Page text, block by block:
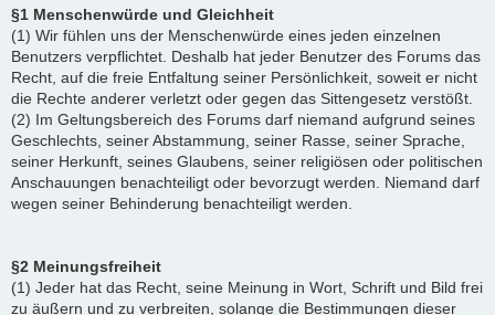
§1 Menschenwürde und Gleichheit
(1) Wir fühlen uns der Menschenwürde eines jeden einzelnen
Benutzers verpflichtet. Deshalb hat jeder Benutzer des Forums das
Recht, auf die freie Entfaltung seiner Persönlichkeit, soweit er nicht
die Rechte anderer verletzt oder gegen das Sittengesetz verstößt.
(2) Im Geltungsbereich des Forums darf niemand aufgrund seines
Geschlechts, seiner Abstammung, seiner Rasse, seiner Sprache,
seiner Herkunft, seines Glaubens, seiner religiösen oder politischen
Anschauungen benachteiligt oder bevorzugt werden. Niemand darf
wegen seiner Behinderung benachteiligt werden.
§2 Meinungsfreiheit
(1) Jeder hat das Recht, seine Meinung in Wort, Schrift und Bild frei
zu äußern und zu verbreiten, solange die Bestimmungen dieser